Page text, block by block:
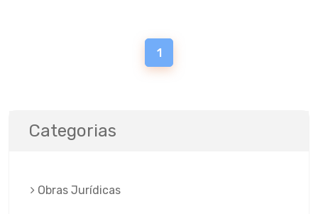
1
Categorias
Obras Jurí­dicas